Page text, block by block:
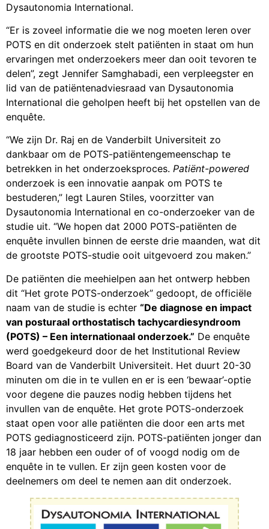
Dysautonomia International.
“Er is zoveel informatie die we nog moeten leren over
POTS en dit onderzoek stelt patiënten in staat om hun
ervaringen met onderzoekers meer dan ooit tevoren te
delen”, zegt Jennifer Samghabadi, een verpleegster en
lid van de patiëntenadviesraad van Dysautonomia
International die geholpen heeft bij het opstellen van de
enquête.
“We zijn Dr. Raj en de Vanderbilt Universiteit zo
dankbaar om de POTS-patiëntengemeenschap te
betrekken in het onderzoeksproces. Patiënt-powered
onderzoek is een innovatie aanpak om POTS te
bestuderen,” legt Lauren Stiles, voorzitter van
Dysautonomia International en co-onderzoeker van de
studie uit. “We hopen dat 2000 POTS-patiënten de
enquête invullen binnen de eerste drie maanden, wat dit
de grootste POTS-studie ooit uitgevoerd zou maken.”
De patiënten die meehielpen aan het ontwerp hebben
dit “Het grote POTS-onderzoek” gedoopt, de officiële
naam van de studie is echter “De diagnose en impact
van posturaal orthostatisch tachycardiesyndroom
(POTS) – Een internationaal onderzoek.” De enquête
werd goedgekeurd door de het Institutional Review
Board van de Vanderbilt Universiteit. Het duurt 20-30
minuten om die in te vullen en er is een ‘bewaar’-optie
voor degene die pauzes nodig hebben tijdens het
invullen van de enquête. Het grote POTS-onderzoek
staat open voor alle patiënten die door een arts met
POTS gediagnosticeerd zijn. POTS-patiënten jonger dan
18 jaar hebben een ouder of of voogd nodig om de
enquête in te vullen. Er zijn geen kosten voor de
deelnemers om deel te nemen aan dit onderzoek.